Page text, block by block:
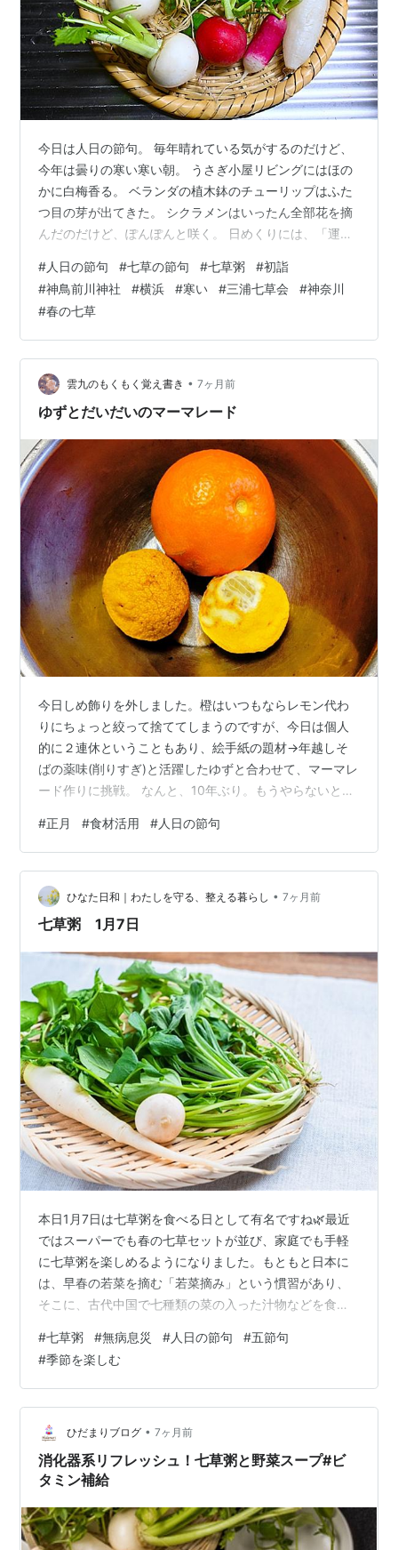
今日は人日の節句。 毎年晴れている気がするのだけど、
今年は曇りの寒い寒い朝。 うさぎ小屋リビングにはほの
かに白梅香る。 ベランダの植木鉢のチューリップはふた
つ目の芽が出てきた。 シクラメンはいったん全部花を摘
んだのだけど、ぽんぽんと咲く。 日めくりには、「運命
統領・ウィルソン氏の言葉が書かれていた。 氏の頃に量
子力学はあったんかな？とかわけのわからぬことを思っ
た。 朝飯は七草粥。 七草は神奈川県産。 三浦七草会さ
んの春の七草。 米0.5合をといで水600ccとざっくり刻
んだスズナとスズシロを鍋に入れて、強火にかける。 ナ
ズナ、ホトケノザ、ゴギョ…
#人日の節句 #七草の節句 #七草粥 #初詣
#神鳥前川神社 #横浜 #寒い #三浦七草会 #神奈川
#春の七草
雲九のもくもく覚え書き • 7ヶ月前
ゆずとだいだいのマーマレード
今日しめ飾りを外しました。橙はいつもならレモン代わ
りにちょっと絞って捨ててしまうのですが、今日は個人
的に２連休ということもあり、絵手紙の題材→年越しそ
ばの薬味(削りすぎ)と活躍したゆずと合わせて、マーマレ
ード作りに挑戦。 なんと、10年ぶり。もうやらないと思
しようか。どのレシピにしようかなと検索しましたが、
10年前と同じパディントンのマーマレードに決定。ブロ
グに書きとめてくれていた皆さん、ありがとう。 パディ
ントンつまりはマイケル・ボンド夫人のレシピでは、皮
だけ何度も茹でこぼす工程もなく、私のワタのはつり方
#正月 #食材活用 #人日の節句
ひなた日和｜わたしを守る、整える暮らし • 7ヶ月前
七草粥 1月7日
本日1月7日は七草粥を食べる日として有名ですね🌿最近
ではスーパーでも春の七草セットが並び、家庭でも手軽
に七草粥を楽しめるようになりました。もともと日本に
は、早春の若菜を摘む「若菜摘み」という慣習があり、
そこに、古代中国で七種類の菜の入った汁物などを食べ
になったといわれています。 七草粥はその名の通り、野
草や薬草と呼ばれる七草を入れたお粥のこと。 お正月の
ごちそうでちょっとお疲れ気味の胃腸を休ませる意味も
あり、一年の無病息災や長寿、健康を祈る願いも込めら
れています✨ 1月7日は「人日の節句」と呼ばれる、五節
句のひとつでもあります。 五節句の中では…
#七草粥 #無病息災 #人日の節句 #五節句
#季節を楽しむ
ひだまりブログ • 7ヶ月前
消化器系リフレッシュ！七草粥と野菜スープ#ビ
タミン補給